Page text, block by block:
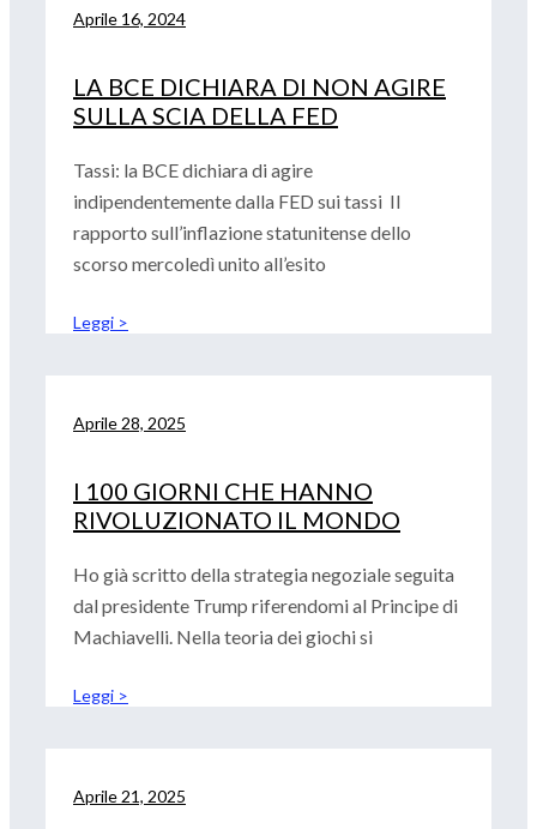
Aprile 16, 2024
LA BCE DICHIARA DI NON AGIRE
SULLA SCIA DELLA FED
Tassi: la BCE dichiara di agire
indipendentemente dalla FED sui tassi Il
rapporto sull’inflazione statunitense dello
scorso mercoledì unito all’esito
Leggi >
Aprile 28, 2025
I 100 GIORNI CHE HANNO
RIVOLUZIONATO IL MONDO
Ho già scritto della strategia negoziale seguita
dal presidente Trump riferendomi al Principe di
Machiavelli. Nella teoria dei giochi si
Leggi >
Aprile 21, 2025